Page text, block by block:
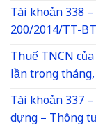
Tài khoản 338
200/2014/TT-
Thuế TNCN
lần trong
Tài khoản 337
dựng – Thông